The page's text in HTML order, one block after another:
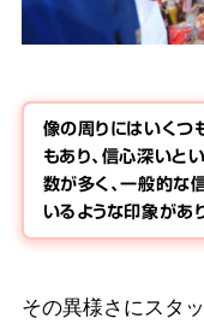
像の周りにはいくつ
もあり、信心深いと
数が多く、一般的な
いるような印象があ
その異様さにスタ